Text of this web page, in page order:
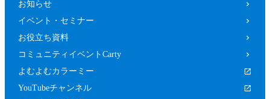
お知らせ
イベント・セミナー
お役立ち資料
コミュニティイベントCarty
よむよむカラーミー
YouTubeチャンネル